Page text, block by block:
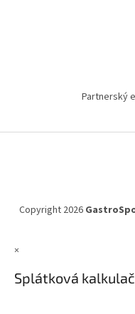
Partnerský
Copyright 2026
×
Splátková